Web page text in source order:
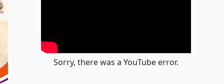
Sorry, there was a YouTube error.